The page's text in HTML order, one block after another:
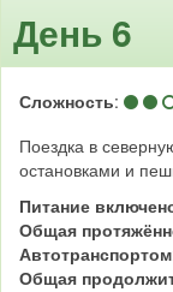
День 6
Сложность:
Поездка в
остановками и
Питание
Общая
Автотранспортом
Общая